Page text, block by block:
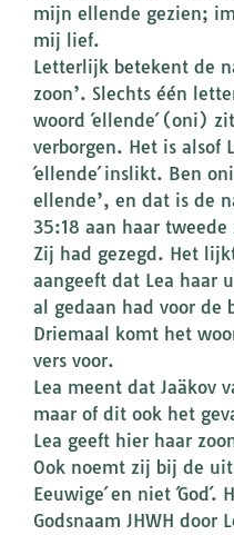
mijn ellende gezien;
mij lief.
Letterlijk betekent de
zoon’. Slechts één
woord ´ellende´ (oni)
verborgen. Het is alsof
´ellende´ inslikt. Ben
ellende’, en dat is de
35:18 aan haar tweede
Zij had gezegd. Het
aangeeft dat Lea haar
al gedaan had voor de
Driemaal komt het
vers voor.
Lea meent dat Jaäkov
maar of dit ook het
Lea geeft hier haar
Ook noemt zij bij de
Eeuwige´ en niet
Godsnaam JHWH door